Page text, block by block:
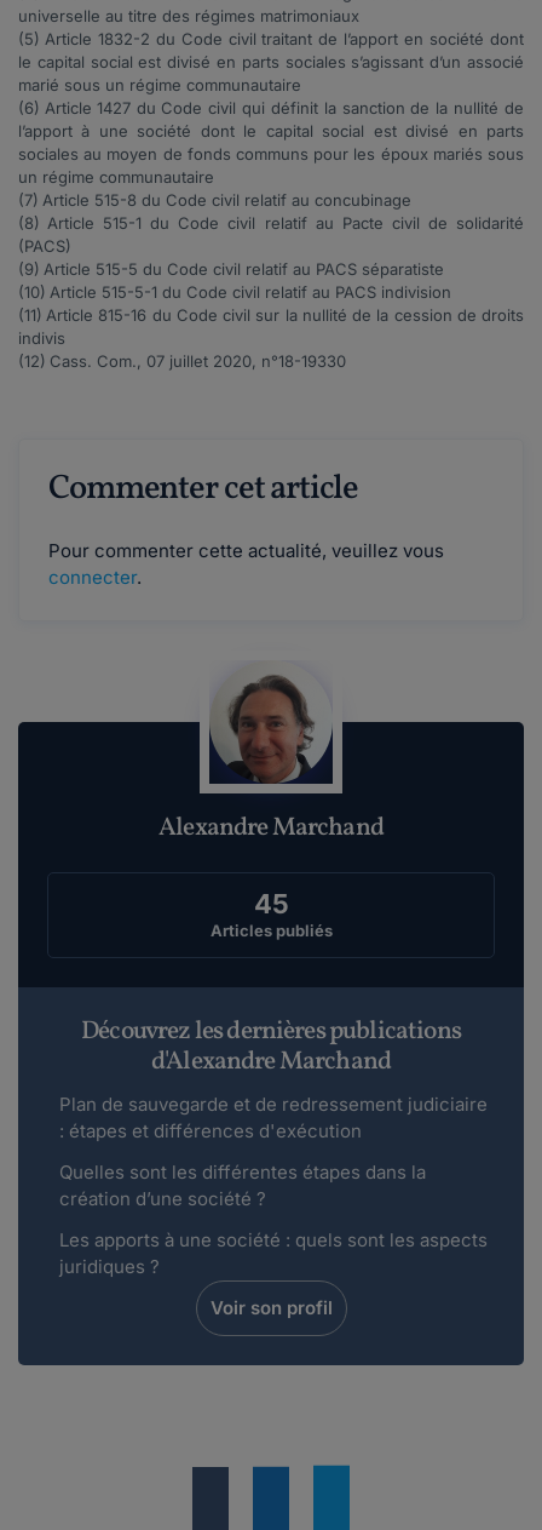
universelle au titre des régimes matrimoniaux
(5) Article 1832-2 du Code civil traitant de l’apport en société dont
le capital social est divisé en parts sociales s’agissant d’un associé
marié sous un régime communautaire
(6) Article 1427du Code civil qui définit la sanction de la nullité de
l’apport à une société dont le capital social est divisé en parts
sociales au moyen de fonds communs pour les époux mariés sous
un régime communautaire
(7) Article 515-8 du Code civil relatif au concubinage
(8) Article 515-1 du Code civil relatif au Pacte civil de solidarité
(PACS)
(9) Article 515-5 du Code civil relatif au PACS séparatiste
(10) Article 515-5-1 du Code civil relatif au PACS indivision
(11) Article 815-16 du Code civil sur la nullité de la cession de droits
indivis
(12) Cass. Com., 07 juillet 2020, n°18-19330
Commenter cet article
Pour commenter cette actualité, veuillez vous
connecter.
Alexandre Marchand
45
Articles publiés
Découvrez les dernières publications
d'Alexandre Marchand
Plan de sauvegarde et de redressement judiciaire
: étapes et différences d'exécution
Quelles sont les différentes étapes dans la
création d’une société ?
Les apports à une société : quels sont les aspects
juridiques ?
Voir son profil